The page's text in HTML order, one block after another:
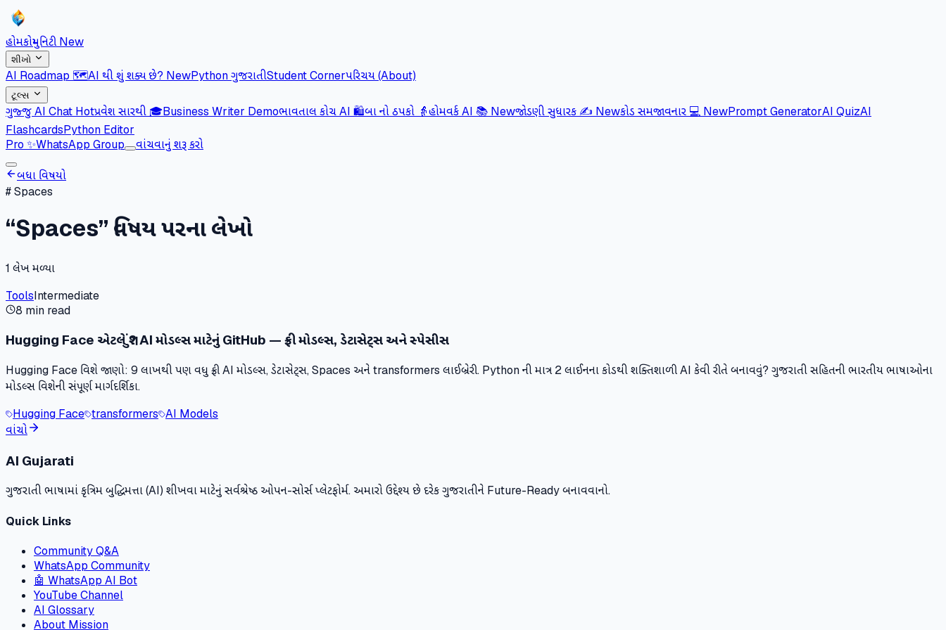
હોમકોમ્યુનિટી New
શીખો
AI Roadmap 🗺️AI થી શું શક્ય છે? NewPython ગુજરાતીStudent Cornerપરિચય (About)
ટૂલ્સ
ગુજ્જુ AI Chat Hotપ્રવેશ સારથી 🎓Business Writer Demoભાવતાલ કોચ AI 🛍️બા નો ઠપકો 👵હોમવર્ક AI 📚 Newજોડણી સુધારક ✍️ Newકોડ સમજાવનાર 💻 NewPrompt GeneratorAI QuizAI
FlashcardsPython Editor
Pro ✨WhatsApp Group વાંચવાનું શરૂ કરો
બધા વિષયો
#Spaces
“Spaces” વિષય પરના લેખો
1 લેખ મળ્યા
ToolsIntermediate
8 min read
Hugging Face એટલે શું? AI મોડલ્સ માટેનું GitHub — ફ્રી મોડલ્સ, ડેટાસેટ્સ અને સ્પેસીસ
Hugging Face વિશે જાણો: 9 લાખથી પણ વધુ ફ્રી AI મોડલ્સ, ડેટાસેટ્સ, Spaces અને transformers લાઈબ્રેરી. Python ની માત્ર 2 લાઈનના કોડથી શક્તિશાળી AI કેવી રીતે બનાવવું? ગુજરાતી સહિતની ભારતીય ભાષાઓના
મોડલ્સ વિશેની સંપૂર્ણ માર્ગદર્શિકા.
Hugging Face transformers AI Models
વાંચો
AI Gujarati
ગુજરાતી ભાષામાં કૃત્રિમ બુદ્ધિમત્તા (AI) શીખવા માટેનું સર્વશ્રેષ્ઠ ઓપન-સોર્સ પ્લેટફોર્મ. અમારો ઉદ્દેશ્ય છે દરેક ગુજરાતીને Future-Ready બનાવવાનો.
Quick Links
Community Q&A
WhatsApp Community
🤖 WhatsApp AI Bot
YouTube Channel
AI Glossary
About Mission